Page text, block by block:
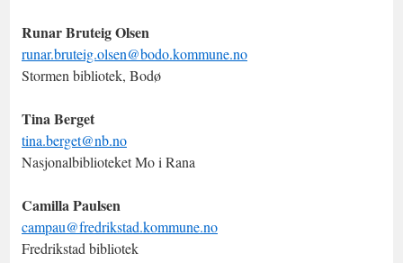
Runar Bruteig Olsen
runar.bruteig.olsen@bodo.kommune.no
Stormen bibliotek, Bodø
Tina Berget
tina.berget@nb.no
Nasjonalbiblioteket Mo i Rana
Camilla Paulsen
campau@fredrikstad.kommune.no
Fredrikstad bibliotek